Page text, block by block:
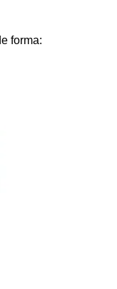
forma: